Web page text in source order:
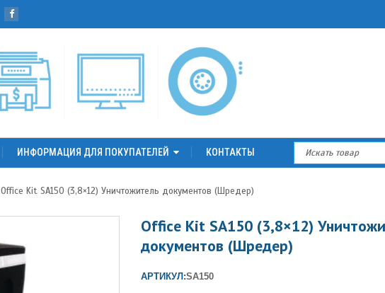
ИНФОРМАЦИЯ ДЛЯ ПОКУПАТЕЛЕЙ КОНТАКТЫ
Office Kit SA150 (3,8×12) Уничтожитель документов (Шредер)
Office Kit SA150 (3,8×12)
документов (Шредер)
АРТИКУЛ:SA150